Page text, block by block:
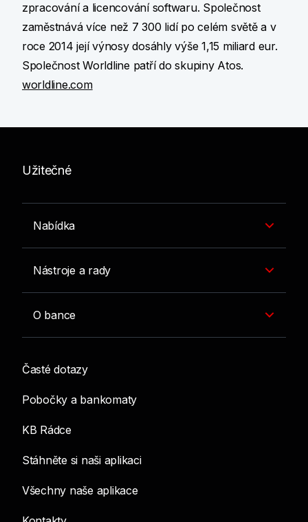
zpracování a licencování softwaru. Společnost
zaměstnává více než 7 300 lidí po celém světě a v
roce 2014 její výnosy dosáhly výše 1,15 miliard eur.
Společnost Worldline patří do skupiny Atos.
worldline.com
Užitečné
Nabídka
Nástroje a rady
O bance
Časté dotazy
Pobočky a bankomaty
KB Rádce
Stáhněte si naši aplikaci
Všechny naše aplikace